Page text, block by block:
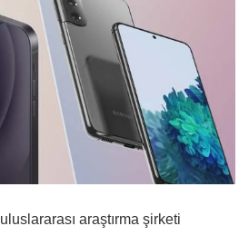
uluslararası araştırma şirketi